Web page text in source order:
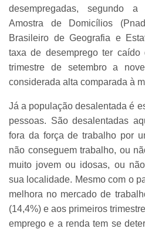
desempregadas, segundo
Amostra de Domicílios
Brasileiro de Geografia e
taxa de desemprego ter
trimestre de setembro a
considerada alta comparada à
Já a população desalentada é
pessoas. São desalentadas
fora da força de trabalho por
não conseguem trabalho, ou
muito jovem ou idosas, ou
sua localidade. Mesmo com o
melhora no mercado de
(14,4%) e aos primeiros
emprego e a renda tem se